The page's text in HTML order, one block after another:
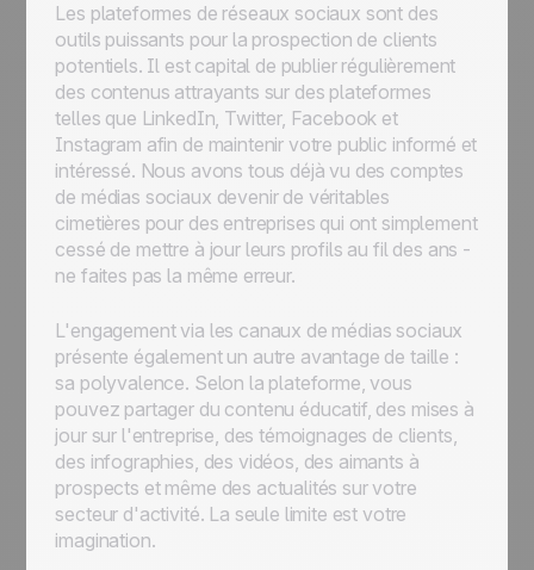
Les plateformes de réseaux sociaux sont des
outils puissants pour la prospection de clients
potentiels. Il est capital de publier régulièrement
des contenus attrayants sur des plateformes
telles que LinkedIn, Twitter, Facebook et
Instagram afin de maintenir votre public informé et
intéressé. Nous avons tous déjà vu des comptes
de médias sociaux devenir de véritables
cimetières pour des entreprises qui ont simplement
cessé de mettre à jour leurs profils au fil des ans -
ne faites pas la même erreur.
L'engagement via les canaux de médias sociaux
présente également un autre avantage de taille :
sa polyvalence. Selon la plateforme, vous
pouvez partager du contenu éducatif, des mises à
jour sur l'entreprise, des témoignages de clients,
des infographies, des vidéos, des aimants à
prospects et même des actualités sur votre
secteur d'activité. La seule limite est votre
imagination.